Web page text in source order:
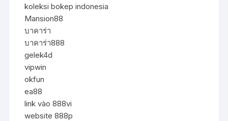
koleksi bokep indonesia
Mansion88
บาคาร่า
บาคาร่า888
gelek4d
vipwin
okfun
ea88
link vào 888vi
website 888p